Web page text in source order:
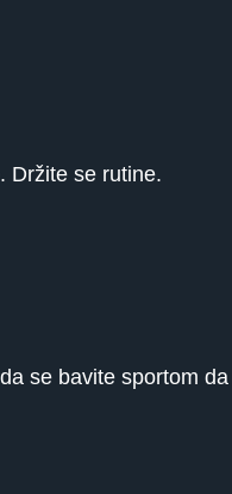
Držite se rutine.
se bavite sportom